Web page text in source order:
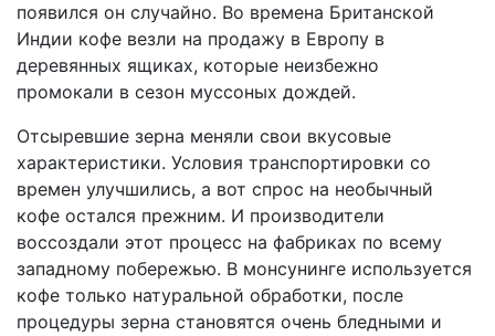
появился он случайно. Во времена Британской
Индии кофе везли на продажу в Европу в
деревянных ящиках, которые неизбежно
промокали в сезон муссоных дождей.
Отсыревшие зерна меняли свои вкусовые
характеристики. Условия транспортировки со
времен улучшились, а вот спрос на необычный
кофе остался прежним. И производители
воссоздали этот процесс на фабриках по всему
западному побережью. В монсунинге используется
кофе только натуральной обработки, после
процедуры зерна становятся очень бледными и